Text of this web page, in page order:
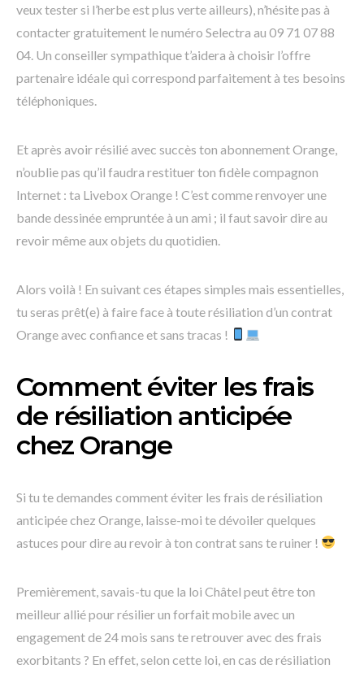
veux tester si l’herbe est plus verte ailleurs), n’hésite pas à
contacter gratuitement le numéro Selectra au 09 71 07 88
04. Un conseiller sympathique t’aidera à choisir l’offre
partenaire idéale qui correspond parfaitement à tes besoins
téléphoniques.
Et après avoir résilié avec succès ton abonnement Orange,
n’oublie pas qu’il faudra restituer ton fidèle compagnon
Internet : ta Livebox Orange ! C’est comme renvoyer une
bande dessinée empruntée à un ami ; il faut savoir dire au
revoir même aux objets du quotidien.
Alors voilà ! En suivant ces étapes simples mais essentielles,
tu seras prêt(e) à faire face à toute résiliation d’un contrat
Orange avec confiance et sans tracas !
Comment éviter les frais
de résiliation anticipée
chez Orange
Si tu te demandes comment éviter les frais de résiliation
anticipée chez Orange, laisse-moi te dévoiler quelques
astuces pour dire au revoir à ton contrat sans te ruiner !
Premièrement, savais-tu que la loi Châtel peut être ton
meilleur allié pour résilier un forfait mobile avec un
engagement de 24 mois sans te retrouver avec des frais
exorbitants ? En effet, selon cette loi, en cas de résiliation